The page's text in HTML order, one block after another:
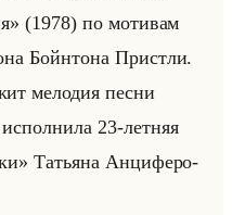
(1978) по мо­ти­вам
Бойн­то­на Прист­ли.
ме­ло­дия песни
23-лет­няя
Та­тья­на Ан­ци­фе­ро­